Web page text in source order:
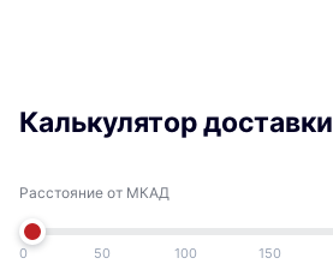
Калькулятор доставки
Расстояние от МКАД
0 50 100 150